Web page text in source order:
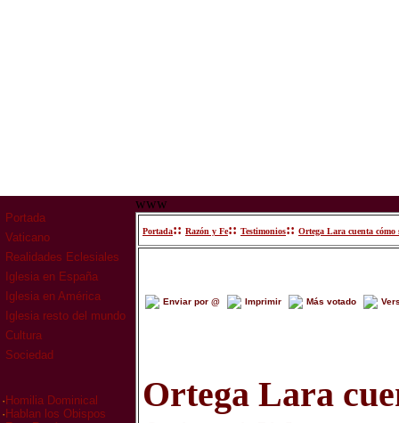
Portada
Vaticano
Realidades Eclesiales
Iglesia en España
Iglesia en América
Iglesia resto del mundo
Cultura
Sociedad
· Homilia Dominical
· Hablan los Obispos
www
Portada:: Razón y Fe:: Testimonios:: Ortega Lara cuenta cómo
Enviar por @ Imprimir Más votado
Ortega Lara